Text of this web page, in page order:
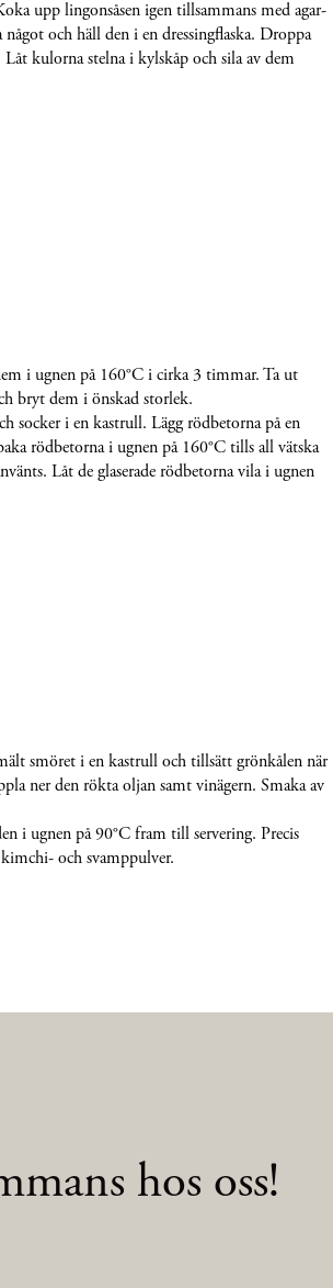
upp lingonsåsen igen tillsammans med agar-
och häll den i en dressingflaska. Droppa
kulorna stelna i kylskåp och sila av dem
i ugnen på 160°C i cirka 3 timmar. Ta ut
bryt dem i önskad storlek.
socker i en kastrull. Lägg rödbetorna på en
rödbetorna i ugnen på 160°C tills all vätska
Låt de glaserade rödbetorna vila i ugnen
smöret i en kastrull och tillsätt grönkålen när
ner den rökta oljan samt vinägern. Smaka av
i ugnen på 90°C fram till servering. Precis
och svamppulver.
hos oss!